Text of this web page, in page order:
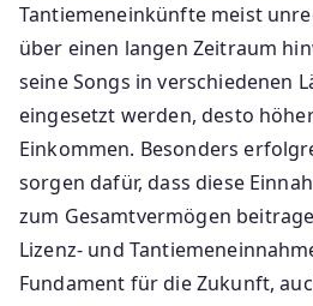
Tantiemeneinkünfte meist
über einen langen Zeitraum
seine Songs in verschiedenen
eingesetzt werden, desto
Einkommen. Besonders
sorgen dafür, dass diese
zum Gesamtvermögen
Lizenz- und
Fundament für die Zukunft,